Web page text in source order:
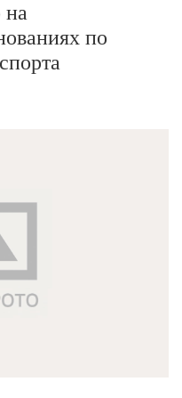
на
по